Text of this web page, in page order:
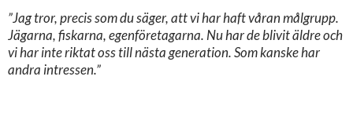
”Jag tror, precis som du säger, att vi har haft våran målgrupp.
Jägarna, fiskarna, egenföretagarna. Nu har de blivit äldre och
vi har inte riktat oss till nästa generation. Som kanske har
andra intressen.”